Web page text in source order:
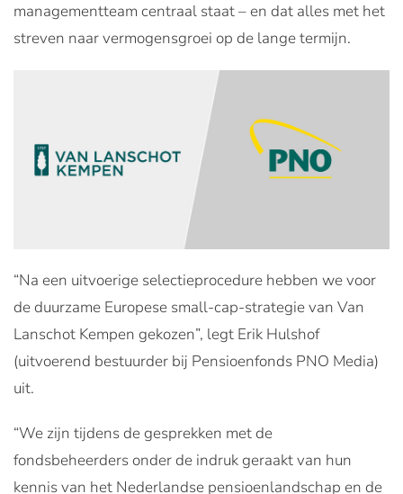
managementteam centraal staat – en dat alles met het
streven naar vermogensgroei op de lange termijn.
“Na een uitvoerige selectieprocedure hebben we voor
de duurzame Europese small-cap-strategie van Van
Lanschot Kempen gekozen”, legt Erik Hulshof
(uitvoerend bestuurder bij Pensioenfonds PNO Media)
uit.
“We zijn tijdens de gesprekken met de
fondsbeheerders onder de indruk geraakt van hun
kennis van het Nederlandse pensioenlandschap en de